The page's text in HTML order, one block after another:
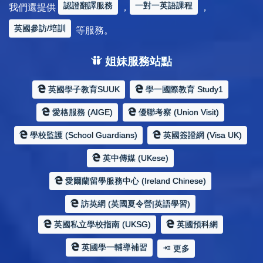
我們還提供 認證翻譯服務 ， 一對一英語課程 ，
英國參訪/培訓 等服務。
姐妹服務站點
英國學子教育SUUK 學一國際教育 Study1
愛格服務 (AIGE) 優聯考察 (Union Visit)
學校監護 (School Guardians) 英國簽證網 (Visa UK)
英中傳媒 (UKese)
愛爾蘭留學服務中心 (Ireland Chinese)
訪英網 (英國夏令營|英語學習)
英國私立學校指南 (UKSG) 英國預科網
英國學一輔導補習 更多